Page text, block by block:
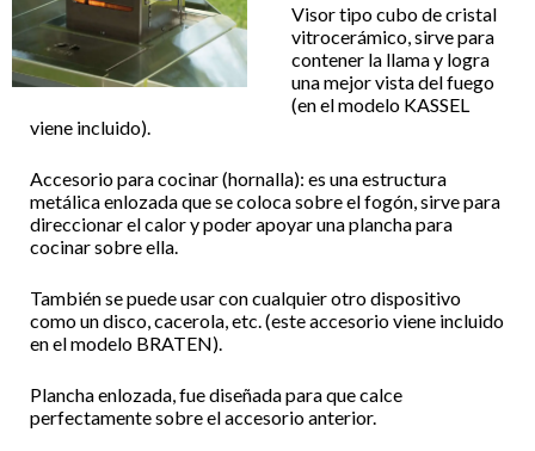
Visor tipo cubo de cristal
vitrocerámico, sirve para
contener la llama y logra
una mejor vista del fuego
(en el modelo KASSEL
viene incluido).
Accesorio para cocinar (hornalla): es una estructura
metálica enlozada que se coloca sobre el fogón, sirve para
direccionar el calor y poder apoyar una plancha para
cocinar sobre ella.
También se puede usar con cualquier otro dispositivo
como un disco, cacerola, etc. (este accesorio viene incluido
en el modelo BRATEN).
Plancha enlozada, fue diseñada para que calce
perfectamente sobre el accesorio anterior.